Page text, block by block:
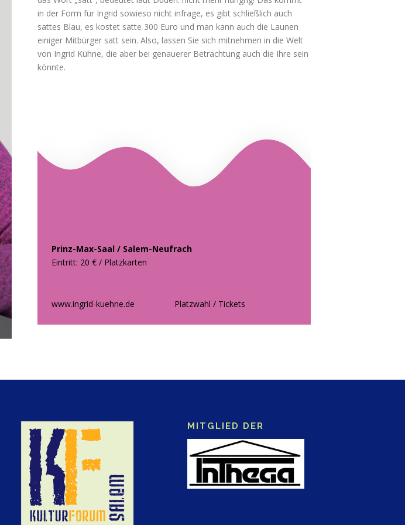
in der Form für Ingrid sowieso nicht infrage, es gibt schließlich auch
sattes Blau, es kostet satte 300 Euro und man kann auch die Launen
einiger Mitbürger satt sein. Also, lassen Sie sich mitnehmen in die Welt
von Ingrid Kühne, die aber bei genauerer Betrachtung auch die Ihre sein
könnte.
Prinz-Max-Saal / Salem-Neufrach
Eintritt: 20 € / Platzkarten
www.ingrid-kuehne.de Platzwahl / Tickets
MITGLIED DER